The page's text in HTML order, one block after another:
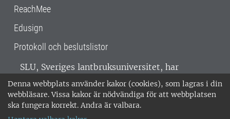
Denna webbplats använder kakor (cookies), som lagras i din
webbläsare. Vissa kakor är nödvändiga för att webbplatsen
ska fungera korrekt. Andra är valbara.
ReachMee
Edusign
Protokoll och beslutslistor
SLU, Sveriges lantbruksuniversitet, har
verksamhet över hela Sverige. Huvudorter är
Alnarp, Uppsala och Umeå.SLU är
miljöcertifierat enligt ISO 14001. •
018-67 10 00 • Org nr: 202100-2817 •